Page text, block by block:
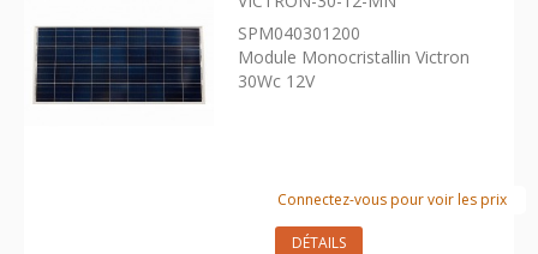
SPM040301200
Module Monocristallin Victron
30Wc 12V
Connectez-vous pour voir les prix
DÉTAILS